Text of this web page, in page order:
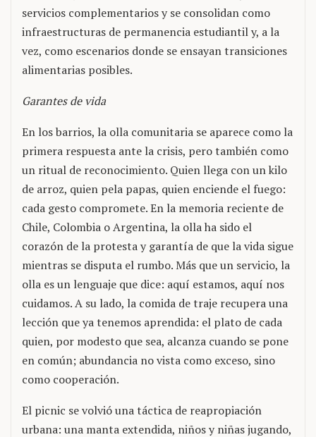
servicios complementarios y se consolidan como
infraestructuras de permanencia estudiantil y, a la
vez, como escenarios donde se ensayan transiciones
alimentarias posibles.
Garantes de vida
En los barrios, la olla comunitaria se aparece como la
primera respuesta ante la crisis, pero también como
un ritual de reconocimiento. Quien llega con un kilo
de arroz, quien pela papas, quien enciende el fuego:
cada gesto compromete. En la memoria reciente de
Chile, Colombia o Argentina, la olla ha sido el
corazón de la protesta y garantía de que la vida sigue
mientras se disputa el rumbo. Más que un servicio, la
olla es un lenguaje que dice: aquí estamos, aquí nos
cuidamos. A su lado, la comida de traje recupera una
lección que ya tenemos aprendida: el plato de cada
quien, por modesto que sea, alcanza cuando se pone
en común; abundancia no vista como exceso, sino
como cooperación.
El picnic se volvió una táctica de reapropiación
urbana: una manta extendida, niños y niñas jugando,